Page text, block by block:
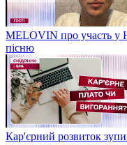
MELOVIN про участь у
пісню
Кар'єрний розвиток